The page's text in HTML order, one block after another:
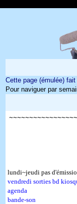
Cette page (émulée)
Pour naviguer par
lundi~jeudi pas
vendredi sorties bd
agenda
bande-son